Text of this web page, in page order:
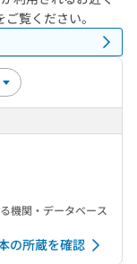
ご覧ください。
機関・データベース
の所蔵を確認